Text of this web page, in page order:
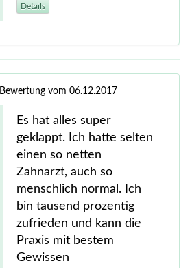
Details
Bewertung vom 06.12.2017
Es hat alles super
geklappt. Ich hatte selten
einen so netten
Zahnarzt, auch so
menschlich normal. Ich
bin tausend prozentig
zufrieden und kann die
Praxis mit bestem
Gewissen